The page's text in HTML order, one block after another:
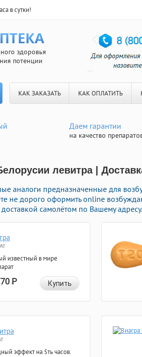
в сутки!
здоровья
потенции
КАК ЗАКАЗАТЬ КАК ОПЛАТИТЬ
Даем гарантии
на качество
левитра |
аналоги предназначенные для
не дорого оформить online
самолётом по Вашему адресу.
известный в мире
Р Купить
эффект на 5ть часов.